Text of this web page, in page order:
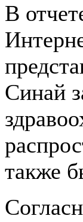
В
Синай
также